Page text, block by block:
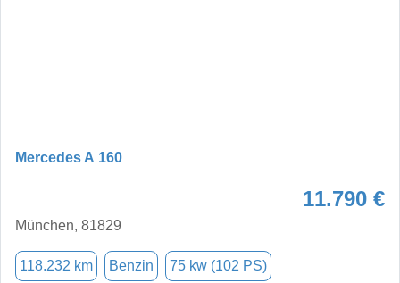
Mercedes A 160
11.790 €
München, 81829
118.232 km Benzin 75 kw (102 PS)